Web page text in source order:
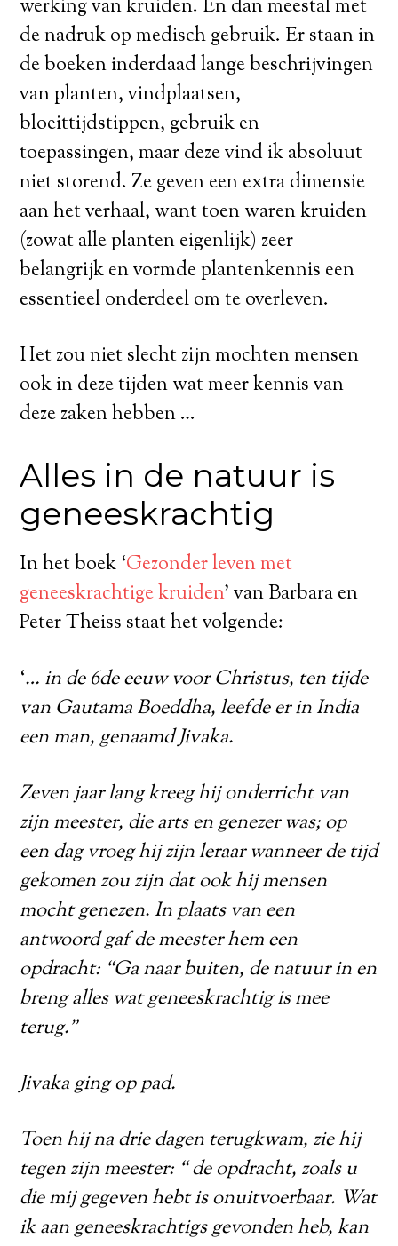
werking van kruiden. En dan meestal met
de nadruk op medisch gebruik. Er staan in
de boeken inderdaad lange beschrijvingen
van planten, vindplaatsen,
bloeittijdstippen, gebruik en
toepassingen, maar deze vind ik absoluut
niet storend. Ze geven een extra dimensie
aan het verhaal, want toen waren kruiden
(zowat alle planten eigenlijk) zeer
belangrijk en vormde plantenkennis een
essentieel onderdeel om te overleven.
Het zou niet slecht zijn mochten mensen
ook in deze tijden wat meer kennis van
deze zaken hebben …
Alles in de natuur is
geneeskrachtig
In het boek ‘Gezonder leven met
geneeskrachtige kruiden’ van Barbara en
Peter Theiss staat het volgende:
‘… in de 6de eeuw voor Christus, ten tijde
van Gautama Boeddha, leefde er in India
een man, genaamd Jivaka.
Zeven jaar lang kreeg hij onderricht van
zijn meester, die arts en genezer was; op
een dag vroeg hij zijn leraar wanneer de tijd
gekomen zou zijn dat ook hij mensen
mocht genezen. In plaats van een
antwoord gaf de meester hem een
opdracht: “Ga naar buiten, de natuur in en
breng alles wat geneeskrachtig is mee
terug.”
Jivaka ging op pad.
Toen hij na drie dagen terugkwam, zie hij
tegen zijn meester: “ de opdracht, zoals u
die mij gegeven hebt is onuitvoerbaar. Wat
ik aan geneeskrachtigs gevonden heb, kan